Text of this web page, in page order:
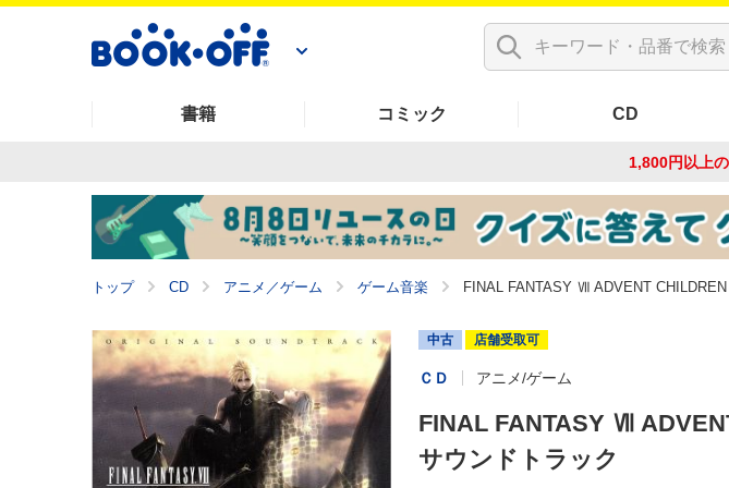
書籍 コミック CD
1,800円以上
トップ CD アニメ／ゲーム ゲーム音楽 FINAL FANTASY Ⅶ ADVENT
中古 店舗受取可
ＣＤ アニメ/ゲーム
FINAL FANTASY Ⅶ
サウンドトラック